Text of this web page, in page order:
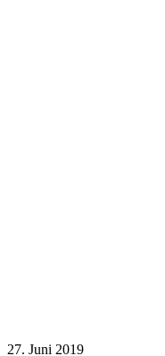
27. Juni 2019